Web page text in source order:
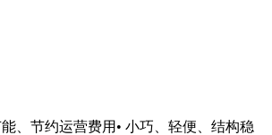
、节约运营费用• 小巧、轻便、结构稳